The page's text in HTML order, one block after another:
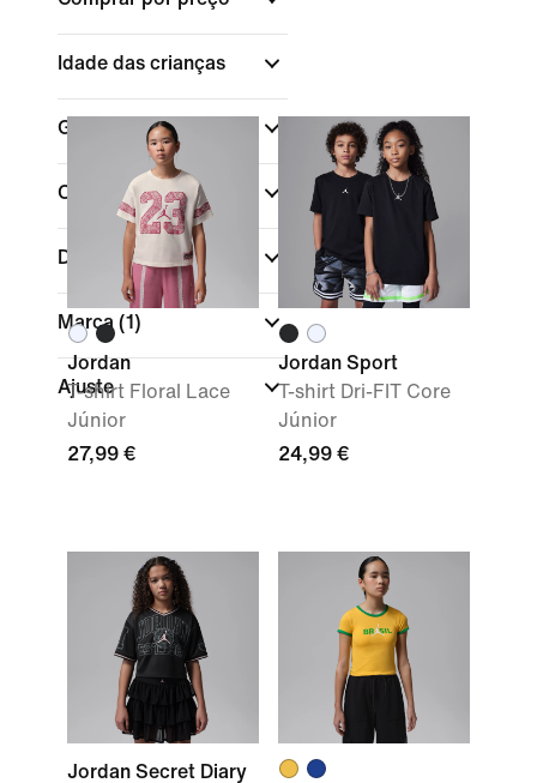
Idade das crianças
Gama de tamanhos
Cor
Desporto
Marca (1)
Ajuste
Jordan
T-shirt Floral Lace
Júnior
27,99 €
Jordan Sport
T-shirt Dri-FIT Core
Júnior
24,99 €
Jordan Secret Diary